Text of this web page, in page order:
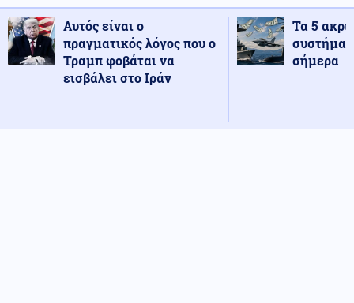
Αυτός είναι ο
πραγματικός λόγος που ο
Τραμπ φοβάται να
εισβάλει στο Ιράν
Τα 5
σήμερα